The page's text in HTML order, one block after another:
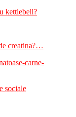
kettlebell?
creatina?…
sociale